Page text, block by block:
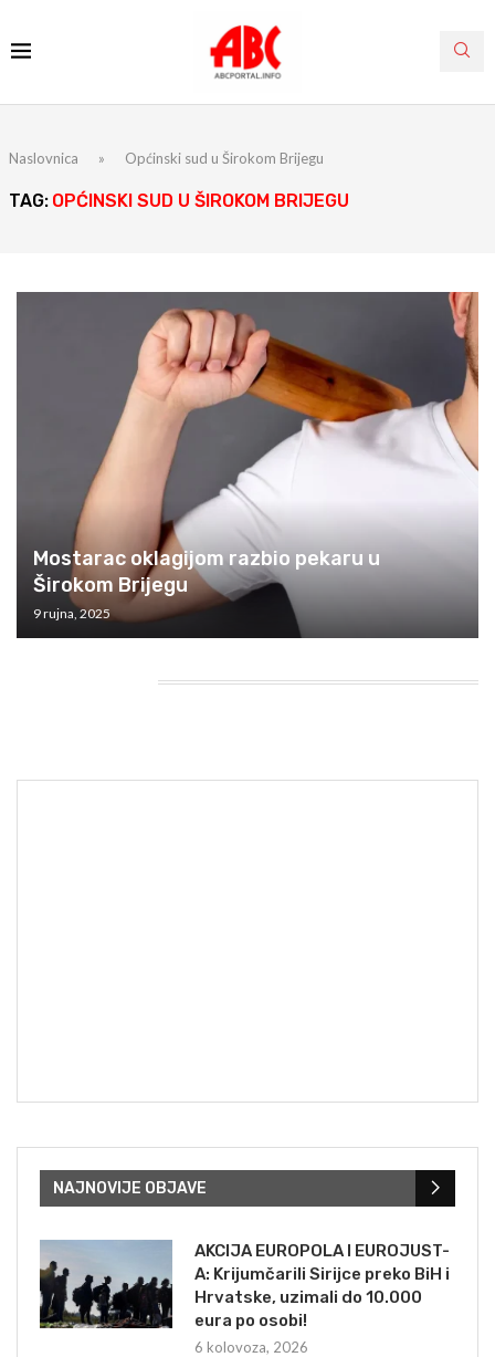
Naslovnica » Općinski sud u Širokom Brijegu
TAG: OPĆINSKI SUD U ŠIROKOM BRIJEGU
Mostarac oklagijom razbio pekaru u
Širokom Brijegu
9 rujna, 2025
NAJNOVIJE OBJAVE
AKCIJA EUROPOLA I EUROJUST-
A: Krijumčarili Sirijce preko BiH i
Hrvatske, uzimali do 10.000
eura po osobi!
6 kolovoza, 2026